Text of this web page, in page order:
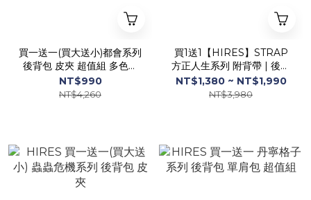
買一送一(買大送小)都會系列
後背包 皮夾 超值組 多色任
選
NT$990
NT$4,260
買1送1【HIRES】STRAP
方正人生系列 附背帶 | 後背
包 托特包 手提包 肩背包 斜
背包 側背包 包包
NT$1,380 ~ NT$1,990
NT$3,980